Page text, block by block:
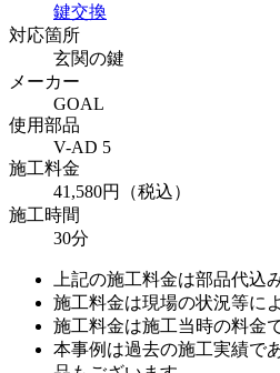
鍵交換
対応箇所
玄関の鍵
メーカー
GOAL
使用部品
V-AD 5
施工料金
41,580円（税込）
施工時間
30分
上記の施工料金は部品代込
施工料金は現場の状況等に
施工料金は施工当時の料金で
本事例は過去の施工実績で